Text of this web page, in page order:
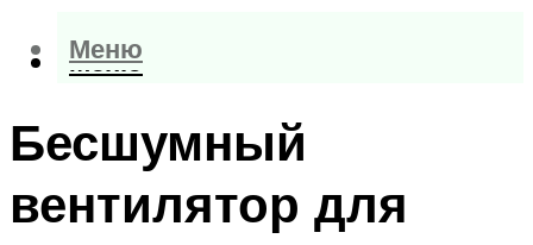
Меню
Меню
Бесшумный
вентилятор для